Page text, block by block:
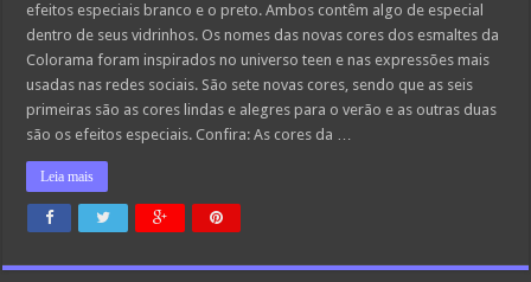
efeitos especiais branco e o preto. Ambos contêm algo de especial
dentro de seus vidrinhos. Os nomes das novas cores dos esmaltes da
Colorama foram inspirados no universo teen e nas expressões mais
usadas nas redes sociais. São sete novas cores, sendo que as seis
primeiras são as cores lindas e alegres para o verão e as outras duas
são os efeitos especiais. Confira: As cores da …
Leia mais